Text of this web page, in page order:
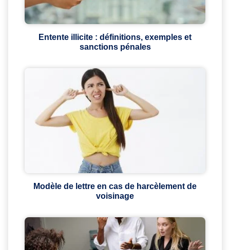
Entente illicite : définitions, exemples et
sanctions pénales
Modèle de lettre en cas de harcèlement de
voisinage